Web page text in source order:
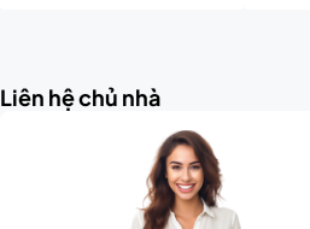
Liên hệ chủ nhà